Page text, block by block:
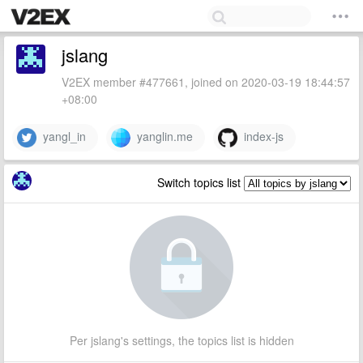
jslang
V2EX member #477661, joined on 2020-03-19 18:44:57
+08:00
yangl_in yanglin.me index-js
Switch topics list
Per jslang's settings, the topics list is hidden